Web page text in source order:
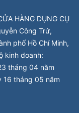
HÀNG DỤNG CỤ
Công Trứ,
phố Hồ Chí Minh,
kinh doanh:
tháng 04 năm
16 tháng 05 năm